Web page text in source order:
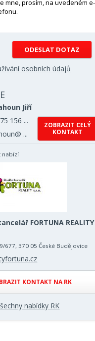
osobních údajů
Jiří
156 ...
...
ZOBRAZIT CELÝ
KONTAKT
nabízí
FORTUNA REALITY
677, 370 05 České Budějovice
KONTAKT NA RK
nabídky RK